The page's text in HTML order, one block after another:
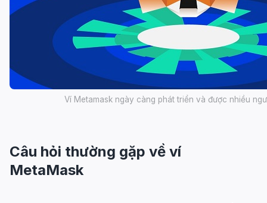
Ví Metamask ngày càng phát triển và được nhiều
Câu hỏi thường gặp về ví
MetaMask